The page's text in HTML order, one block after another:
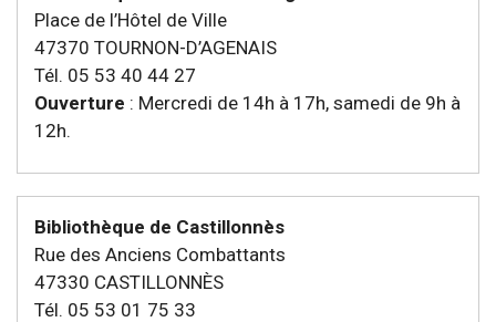
Place de l’Hôtel de Ville
47370 TOURNON-D’AGENAIS
Tél. 05 53 40 44 27
Ouverture : Mercredi de 14h à 17h, samedi de 9h à
12h.
Bibliothèque de Castillonnès
Rue des Anciens Combattants
47330 CASTILLONNÈS
Tél. 05 53 01 75 33